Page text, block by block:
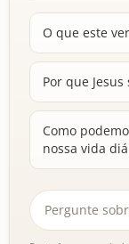
O que este
Por que
Como
nossa vida